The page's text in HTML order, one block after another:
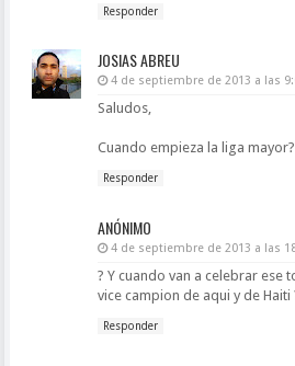
Responder
JOSIAS ABREU
4 de septiembre de 2013 a las
Saludos,
Cuando empieza la liga
Responder
ANÓNIMO
4 de septiembre de 2013 a las
? Y cuando van a celebrar ese
vice campion de aqui y de Haiti
Responder